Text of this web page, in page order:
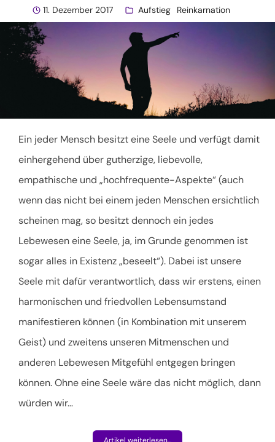
11. Dezember 2017 Aufstieg Reinkarnation
Ein jeder Mensch besitzt eine Seele und verfügt damit
einhergehend über gutherzige, liebevolle,
empathische und „hochfrequente-Aspekte“ (auch
wenn das nicht bei einem jeden Menschen ersichtlich
scheinen mag, so besitzt dennoch ein jedes
Lebewesen eine Seele, ja, im Grunde genommen ist
sogar alles in Existenz „beseelt“). Dabei ist unsere
Seele mit dafür verantwortlich, dass wir erstens, einen
harmonischen und friedvollen Lebensumstand
manifestieren können (in Kombination mit unserem
Geist) und zweitens unseren Mitmenschen und
anderen Lebewesen Mitgefühl entgegen bringen
können. Ohne eine Seele wäre das nicht möglich, dann
würden wir…